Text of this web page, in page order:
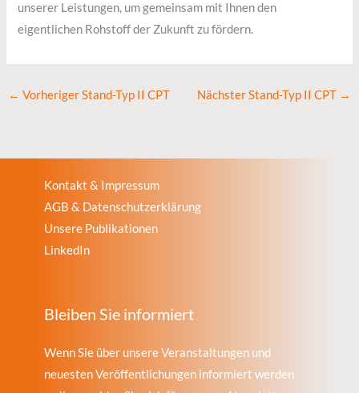
unserer Leistungen, um gemeinsam mit Ihnen den
eigentlichen Rohstoff der Zukunft zu fördern.
← Vorheriger Stand-Typ II CPT Nächster Stand-Typ II CPT →
Kontakt & Impressum
AGB & Datenschutzerklärung
Unsere Publikationen
LinkedIn
Bleiben Sie informiert
Wenn Sie über unsere Veranstaltungen und
neuesten Veröffentlichungen informiert werden